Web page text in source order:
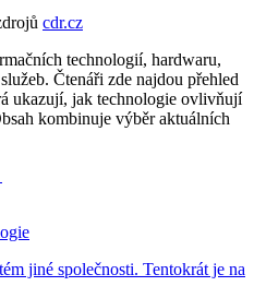
cdr.cz
technologií, hardwaru,
Čtenáři zde najdou přehled
ukazují, jak technologie ovlivňují
kombinuje výběr aktuálních
jiné společnosti. Tentokrát je na